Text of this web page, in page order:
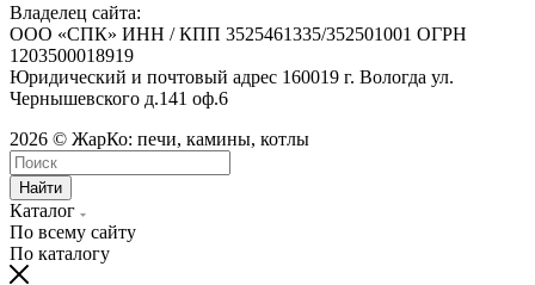
Владелец сайта:
ООО «СПК» ИНН / КПП 3525461335/352501001 ОГРН
1203500018919
Юридический и почтовый адрес 160019 г. Вологда ул.
Чернышевского д.141 оф.6
2026 © ЖарКо: печи, камины, котлы
Найти
Каталог
По всему сайту
По каталогу